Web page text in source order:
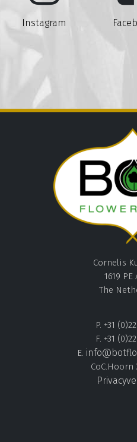
Instagram
Cornelis
1619
The
P. +31
F. +31
E.
CoC.Hoorn